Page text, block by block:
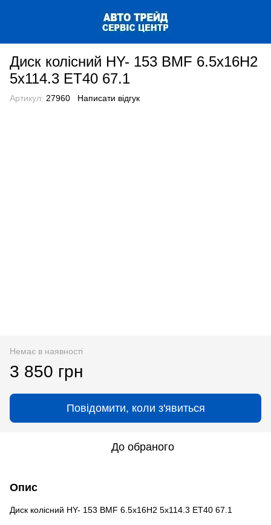
Диск колісний HY- 153 BMF 6.5x16H2
5x114.3 ET40 67.1
Артикул: 27960 Написати відгук
Немає в наявності
3 850 грн
Повідомити, коли з'явиться
До обраного
Опис
Диск колісний HY- 153 BMF 6.5x16H2 5x114.3 ET40 67.1